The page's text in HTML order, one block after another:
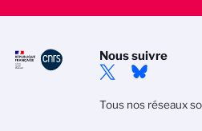
Nous suivre
Tous nos réseaux